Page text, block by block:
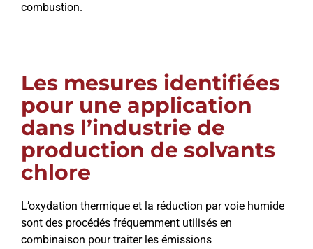
combustion.
Les mesures identifiées
pour une application
dans l’industrie de
production de solvants
chlore
L’oxydation thermique et la réduction par voie humide
sont des procédés fréquemment utilisés en
combinaison pour traiter les émissions